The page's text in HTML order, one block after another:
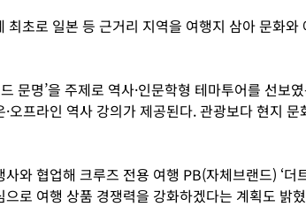
최초로 일본 등 근거리 지역을 여행지 삼아 문화와
문명’을 주제로 역사·인문학형 테마투어를 선보
오프라인 역사 강의가 제공된다. 관광보다 현지 문
와 협업해 크루즈 전용 여행 PB(자체브랜드) ‘더
로 여행 상품 경쟁력을 강화하겠다는 계획도 밝